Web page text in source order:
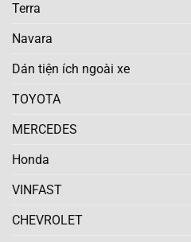
Terra
Navara
Dán tiện ích ngoài xe
TOYOTA
MERCEDES
Honda
VINFAST
CHEVROLET